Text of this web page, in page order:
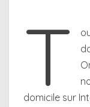
T
domicile sur